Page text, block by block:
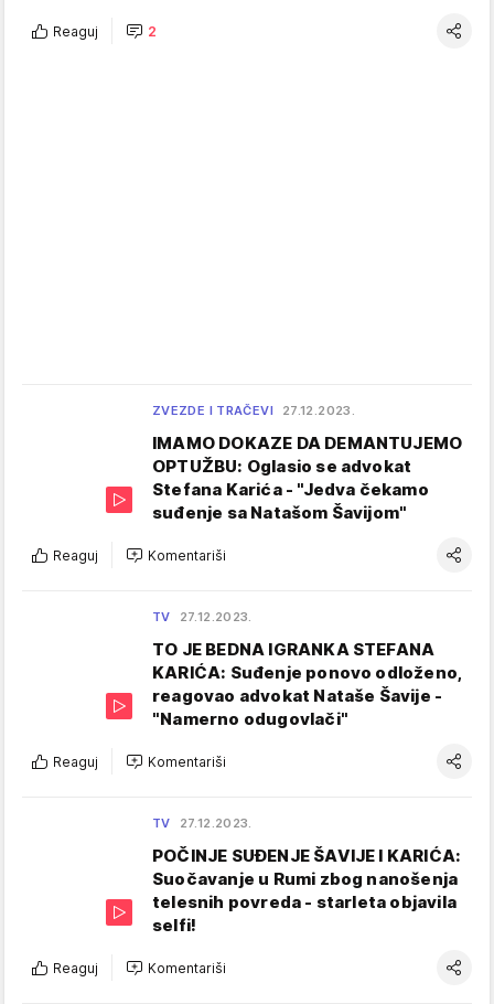
Reaguj 2
ZVEZDE I TRAČEVI 27.12.2023.
IMAMO DOKAZE DA DEMANTUJEMO
OPTUŽBU: Oglasio se advokat
Stefana Karića - "Jedva čekamo
suđenje sa Natašom Šavijom"
Reaguj Komentariši
TV 27.12.2023.
TO JE BEDNA IGRANKA STEFANA
KARIĆA: Suđenje ponovo odloženo,
reagovao advokat Nataše Šavije -
"Namerno odugovlači"
Reaguj Komentariši
TV 27.12.2023.
POČINJE SUĐENJE ŠAVIJE I KARIĆA:
Suočavanje u Rumi zbog nanošenja
telesnih povreda - starleta objavila
selfi!
Reaguj Komentariši